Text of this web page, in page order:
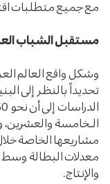
مع جميع متطلبات
مستقبل الشباب
وشكل واقع العالم
تحديداً بالنظر إلى
الـخامسة
مشاريعها الخاصة
معدلات البطالة وسط
والإنتاج.